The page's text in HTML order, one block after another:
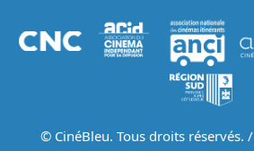
© CinéBleu. Tous droits réservés. /